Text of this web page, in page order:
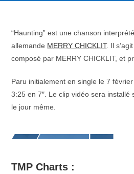
“Haunting” est une chanson
allemande MERRY CHICKLIT. Il
composé par MERRY CHICKLIT, et
Paru initialement en single le 7
3:25 en 7″. Le clip vidéo sera installé
le jour même.
TMP Charts :